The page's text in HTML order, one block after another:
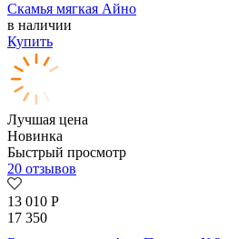
Скамья мягкая Айно
в наличии
Купить
Лучшая цена
Новинка
Быстрый просмотр
20 отзывов
13 010 Р
17 350